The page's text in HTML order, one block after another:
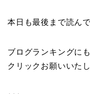
本日も最後まで読ん
ブログランキングに
クリックお願いいた